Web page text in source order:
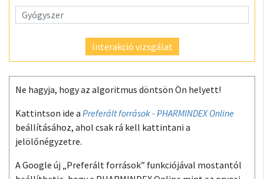
Interakció vizsgálat
Ne hagyja, hogy az algoritmus döntsön Ön helyett!
Kattintson ide a Preferált források - PHARMINDEX Online
beállításához, ahol csak rá kell kattintani a
jelölőnégyzetre.
A Google új „Preferált források” funkciójával mostantól